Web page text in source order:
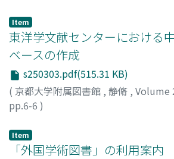
Item
東洋学文献センターにおける
ベースの作成
s250303.pdf(515.31 KB)
( 京都大学附属図書館 , 静脩 , Volume
pp.6-6 )
Item
「外国学術図書」の利用案内